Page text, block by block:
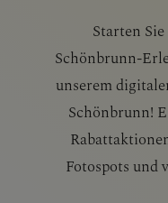
Starten
Schönbrunn-
unserem
Schönbrunn!
Fotospots und